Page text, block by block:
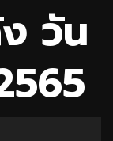
วัน